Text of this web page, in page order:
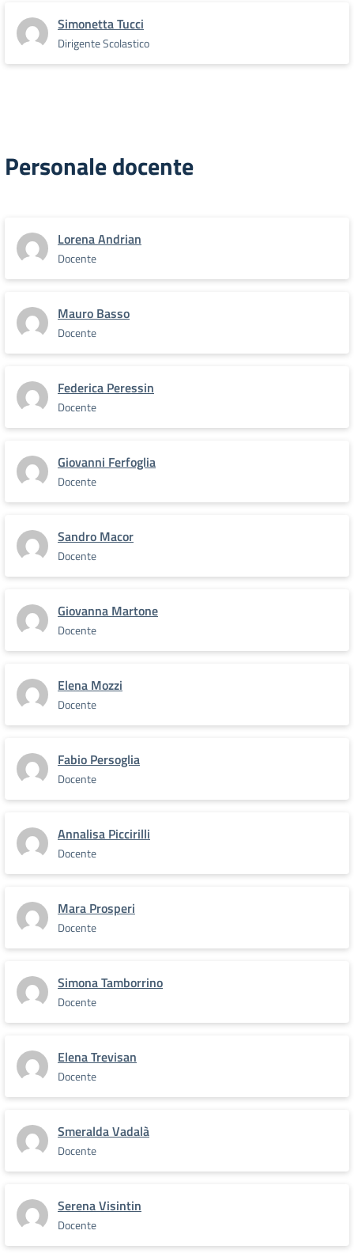
Simonetta Tucci
Dirigente Scolastico
Personale docente
Lorena Andrian
Docente
Mauro Basso
Docente
Federica Peressin
Docente
Giovanni Ferfoglia
Docente
Sandro Macor
Docente
Giovanna Martone
Docente
Elena Mozzi
Docente
Fabio Persoglia
Docente
Annalisa Piccirilli
Docente
Mara Prosperi
Docente
Simona Tamborrino
Docente
Elena Trevisan
Docente
Smeralda Vadalà
Docente
Serena Visintin
Docente